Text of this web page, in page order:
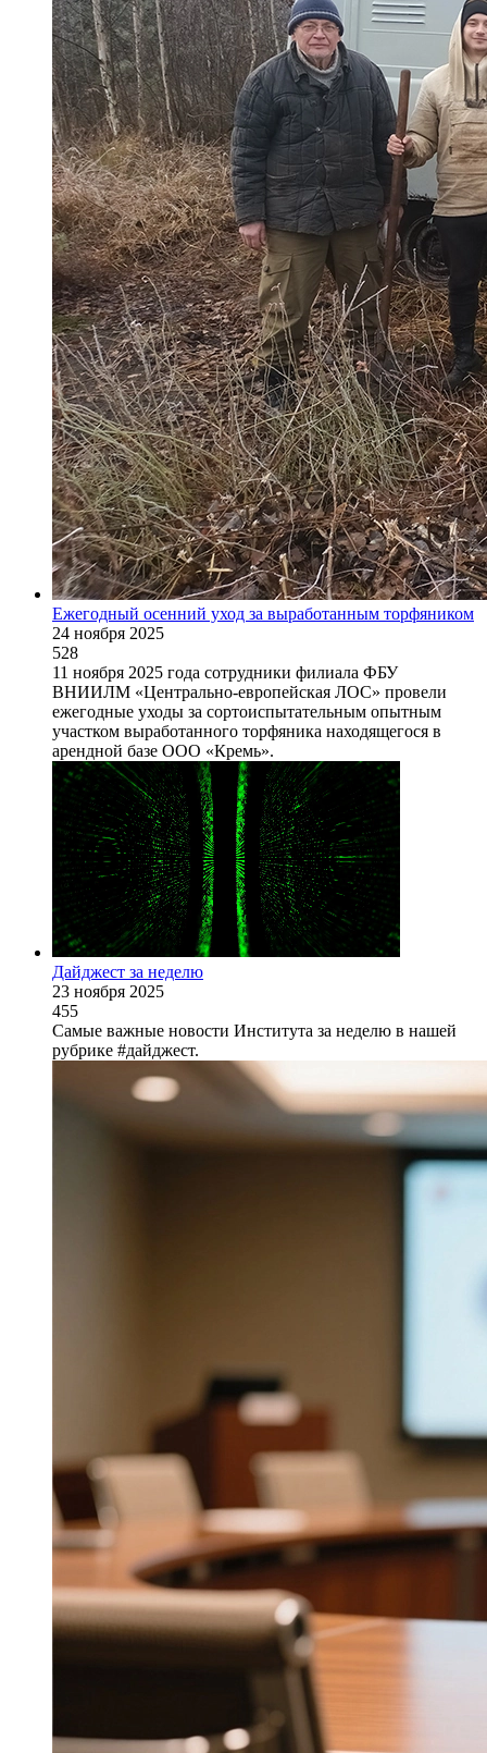
Ежегодный осенний уход за выработанным торфяником
24 ноября 2025
528
11 ноября 2025 года сотрудники филиала ФБУ
ВНИИЛМ «Центрально-европейская ЛОС» провели
ежегодные уходы за сортоиспытательным опытным
участком выработанного торфяника находящегося в
арендной базе ООО «Кремь».
Дайджест за неделю
23 ноября 2025
455
Самые важные новости Института за неделю в нашей
рубрике #дайджест.